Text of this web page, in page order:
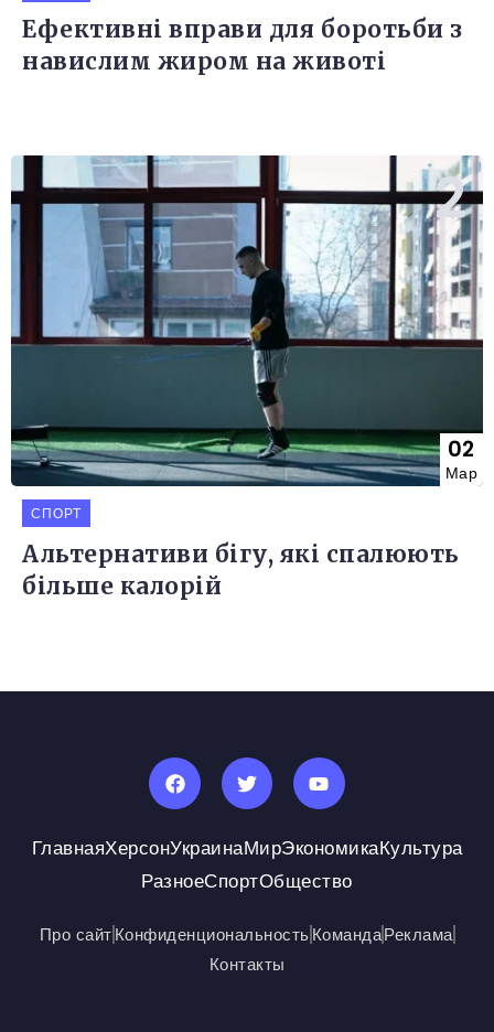
Ефективні вправи для боротьби з
навислим жиром на животі
02
Мар
СПОРТ
Альтернативи бігу, які спалюють
більше калорій
ГлавнаяХерсонУкраинаМирЭкономикаКультура
РазноеСпортОбщество
Про сайтКонфиденциональностьКомандаРеклама
Контакты